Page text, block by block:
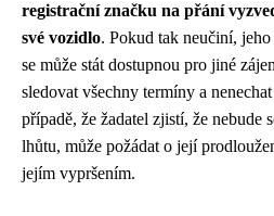
registrační značku na přání
své vozidlo. Pokud tak neučiní, jeho
se může stát dostupnou pro jiné
sledovat všechny termíny a
případě, že žadatel zjistí, že nebude
lhůtu, může požádat o její
jejím vypršením.